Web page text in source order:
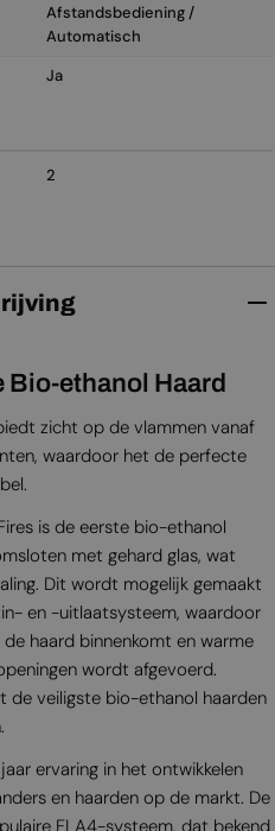
Afstandsbediening /
Automatisch
Ja
2
ethanol Haard
zicht op de vlammen vanaf
waardoor het de perfecte
is de eerste bio-ethanol
met gehard glas, wat
Dit wordt mogelijk gemaakt
en -uitlaatsysteem, waardoor
haard binnenkomt en warme
wordt afgevoerd.
veiligste bio-ethanol haarden
ervaring in het ontwikkelen
en haarden op de markt. De
FLA4-systeem, dat bekend